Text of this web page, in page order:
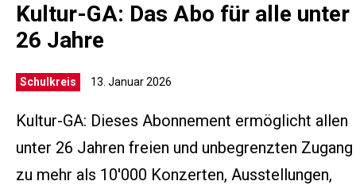
Kultur-GA: Das Abo für alle unter
26 Jahre
Schulkreis 13. Januar 2026
Kultur-GA: Dieses Abonnement ermöglicht allen
unter 26 Jahren freien und unbegrenzten Zugang
zu mehr als 10'000 Konzerten, Ausstellungen,